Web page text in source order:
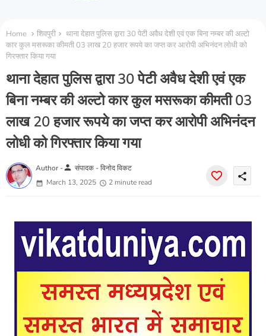
Home शिवपुरी
थाना देहात पुलिस द्वारा 30 पेटी अवैध देशी एवं एक बिना नम्बर की अल्टो
कार कुल मसरूका कीमती 03 लाख 20 हजार रूपये का जप्त कर आरोपी अभिनंदन लोधी को
गिरफ्तार किया गया
थाना देहात पुलिस द्वारा 30 पेटी अवैध देशी एवं एक
बिना नम्बर की अल्टो कार कुल मसरूका कीमती 03
लाख 20 हजार रूपये का जप्त कर आरोपी अभिनंदन
लोधी को गिरफ्तार किया गया
Author -person संपादक - विनोद विकट
March 13, 2025
2 minute read
share